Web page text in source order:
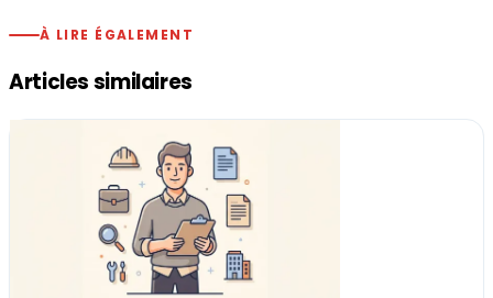
À LIRE ÉGALEMENT
Articles similaires